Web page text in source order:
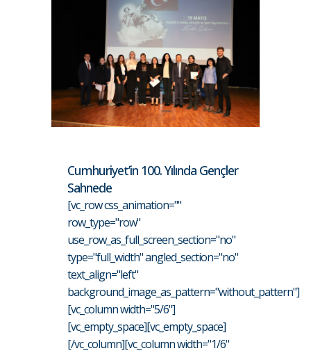
Cumhuriyet’in 100. Yılında Gençler
Sahnede
[vc_row css_animation=""
row_type="row"
use_row_as_full_screen_section="no"
type="full_width" angled_section="no"
text_align="left"
background_image_as_pattern="without_pattern"]
[vc_column width="5/6"]
[vc_empty_space][vc_empty_space]
[/vc_column][vc_column width="1/6"